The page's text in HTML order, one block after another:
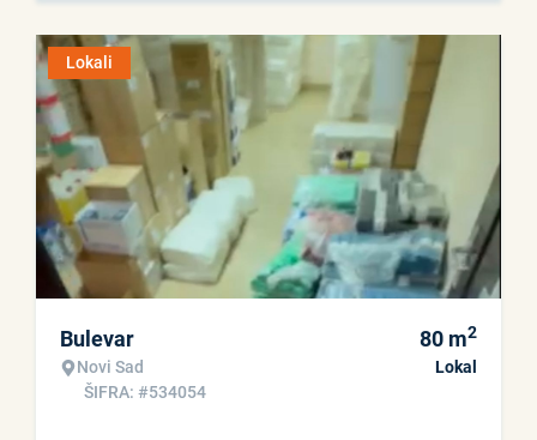
Lokali
Bulevar
Novi Sad
ŠIFRA: #534054
80 m2
Lokal